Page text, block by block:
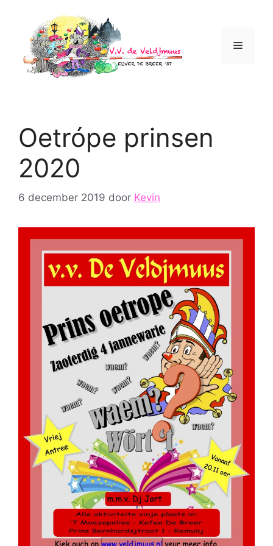
inhoud
Menu
Oetrópe prinsen
2020
6 december 2019 door Kevin